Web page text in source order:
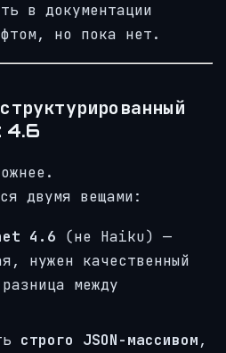
в документации
но пока нет.
4.6
двумя вещами:
4.6 (не Haiku) —
нужен качественный
между
строго JSON-массивом,